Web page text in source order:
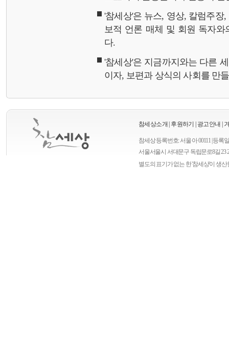
'참세상'은 뉴스, 영상, 칼럼주
보적 언론 매체 및 회원 독자와
다.
'참세상'은 지금까지와는 다른
이자, 보편과 상식의 사회를 만
참세상소개 후원하기 광고안내
참세상 등록번호: 서울 아 00111 | 등록
서울서울시 서대문구 독립문로8길 23
별도의 표기가 없는 한 '참세상'이 생